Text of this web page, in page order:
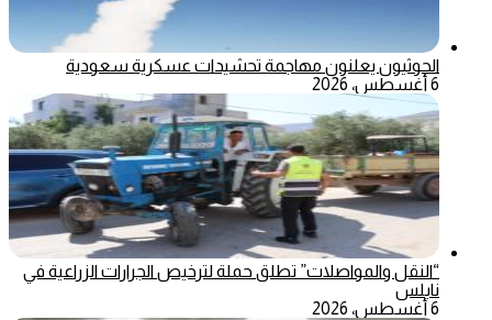
الحوثيون يعلنون مهاجمة تحشيدات عسكرية سعودية
6 أغسطس، 2026
“النقل والمواصلات” تطلق حملة لترخيص الجرارات الزراعية في
نابلس
6 أغسطس، 2026